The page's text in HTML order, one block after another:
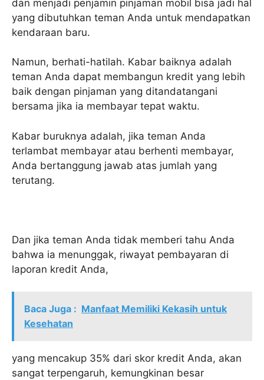
dan menjadi penjamin pinjaman mobil bisa jadi hal
yang dibutuhkan teman Anda untuk mendapatkan
kendaraan baru.
Namun, berhati-hatilah. Kabar baiknya adalah
teman Anda dapat membangun kredit yang lebih
baik dengan pinjaman yang ditandatangani
bersama jika ia membayar tepat waktu.
Kabar buruknya adalah, jika teman Anda
terlambat membayar atau berhenti membayar,
Anda bertanggung jawab atas jumlah yang
terutang.
Dan jika teman Anda tidak memberi tahu Anda
bahwa ia menunggak, riwayat pembayaran di
laporan kredit Anda,
Baca Juga : Manfaat Memiliki Kekasih untuk
Kesehatan
yang mencakup 35% dari skor kredit Anda, akan
sangat terpengaruh, kemungkinan besar